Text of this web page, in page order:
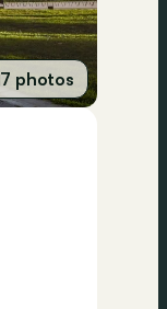
7 photos